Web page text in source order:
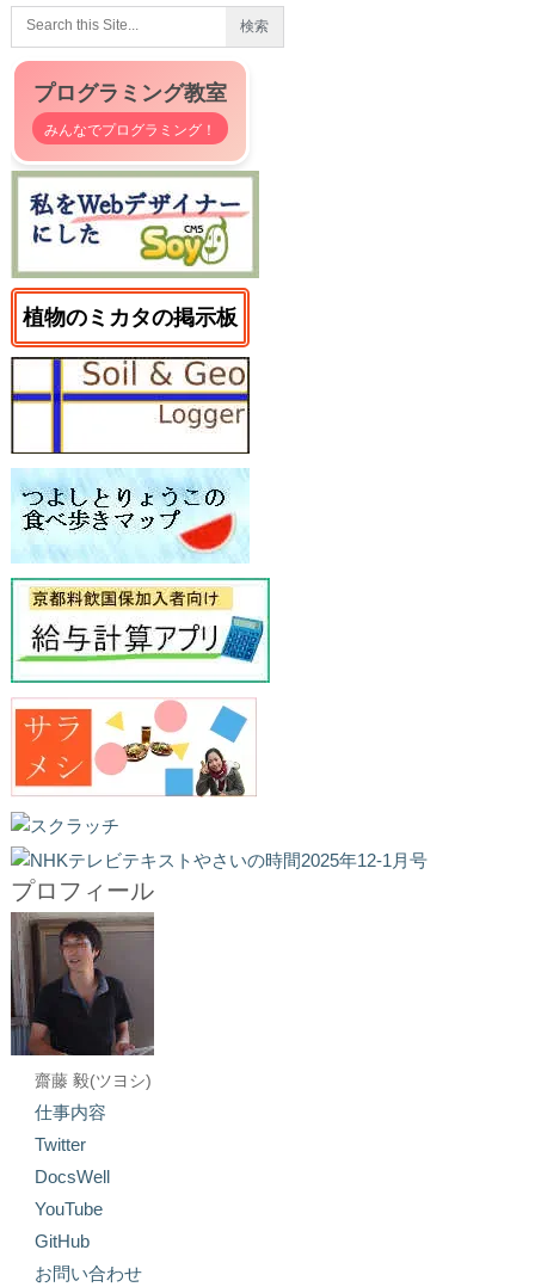
プログラミング教室
みんなでプログラミング！
植物のミカタの掲示板
プロフィール
齋藤 毅(ツヨシ)
仕事内容
Twitter
DocsWell
YouTube
GitHub
お問い合わせ